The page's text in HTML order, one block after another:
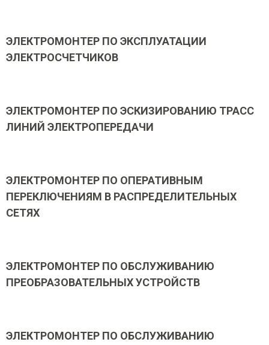
ЭЛЕКТРОМОНТЕР ПО ЭКСПЛУАТАЦИИ
ЭЛЕКТРОСЧЕТЧИКОВ
ЭЛЕКТРОМОНТЕР ПО ЭСКИЗИРОВАНИЮ ТРАСС
ЛИНИЙ ЭЛЕКТРОПЕРЕДАЧИ
ЭЛЕКТРОМОНТЕР ПО ОПЕРАТИВНЫМ
ПЕРЕКЛЮЧЕНИЯМ В РАСПРЕДЕЛИТЕЛЬНЫХ
СЕТЯХ
ЭЛЕКТРОМОНТЕР ПО ОБСЛУЖИВАНИЮ
ПРЕОБРАЗОВАТЕЛЬНЫХ УСТРОЙСТВ
ЭЛЕКТРОМОНТЕР ПО ОБСЛУЖИВАНИЮ